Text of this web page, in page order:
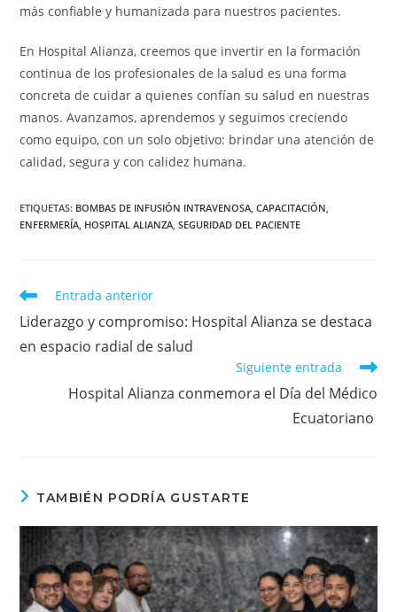
más confiable y humanizada para nuestros pacientes.
En Hospital Alianza, creemos que invertir en la formación
continua de los profesionales de la salud es una forma
concreta de cuidar a quienes confían su salud en nuestras
manos. Avanzamos, aprendemos y seguimos creciendo
como equipo, con un solo objetivo: brindar una atención de
calidad, segura y con calidez humana.
ETIQUETAS: BOMBAS DE INFUSIÓN INTRAVENOSA CAPACITACIÓN
ENFERMERÍA HOSPITAL ALIANZA SEGURIDAD DEL PACIENTE
Leer
artículos
Entrada anterior
Liderazgo y compromiso: Hospital Alianza se destaca
en espacio radial de salud
Siguiente entrada
Hospital Alianza conmemora el Día del Médico
Ecuatoriano
TAMBIÉN PODRÍA GUSTARTE